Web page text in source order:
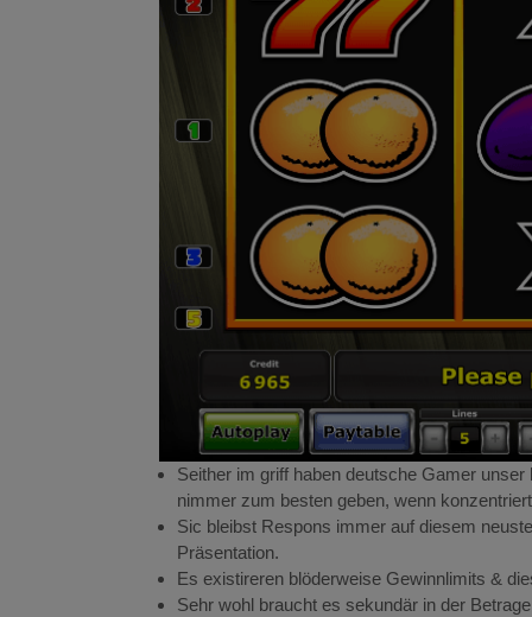
Seither im griff haben deutsche Gamer
nimmer zum besten geben, wenn
Sic bleibst Respons immer auf diesem
Präsentation.
Es existireren blöderweise Gewinnlimits &
Sehr wohl braucht es sekundär in der